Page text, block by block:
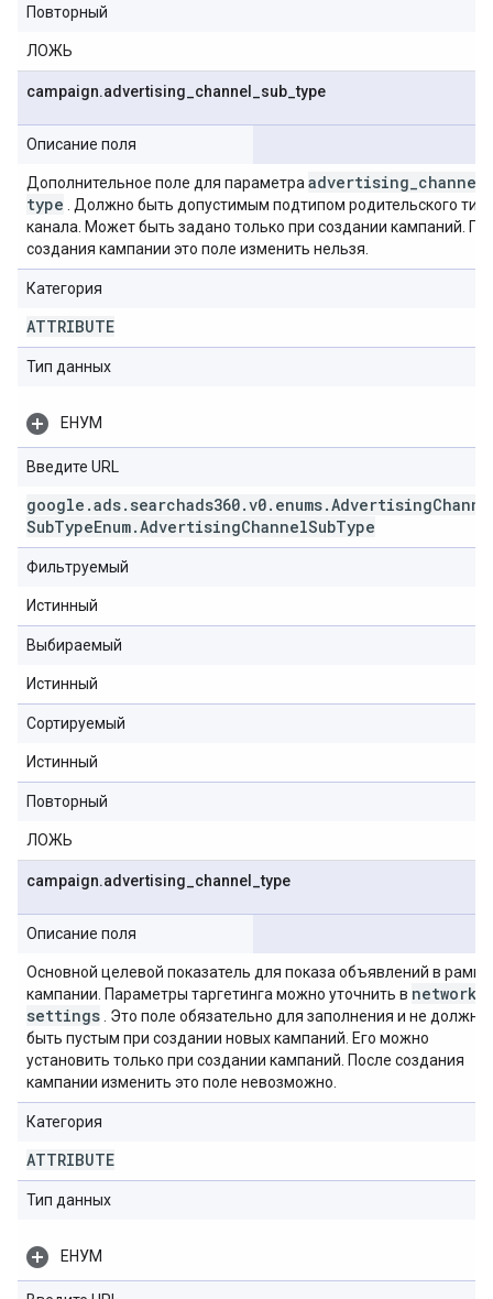
Повторный
ЛОЖЬ
campaign.advertising channel sub _type
Описание поля
Дополнительное поле для параметра advertising channel
type . Должно быть допустимым подтипом родительского
канала. Может быть задано только при создании кампаний.
создания кампании это поле изменить нельзя.
Категория
ATTRIBUTE
Тип данных
ЕНУМ
Введите URL
google .ads. searchads360.v0. enums.Advertising
SubTypeEnum.AdvertisingChannelSubType
Фильтруемый
Истинный
Выбираемый
Истинный
Сортируемый
Истинный
Повторный
ЛОЖЬ
campaign.advertising channel _type
Описание поля
Основной целевой показатель для показа объявлений в
кампании. Параметры таргетинга можно уточнить в network
settings . Это поле обязательно для заполнения и не должно
быть пустым при создании новых кампаний. Его можно
установить только при создании кампаний. После создания
кампании изменить это поле невозможно.
Категория
ATTRIBUTE
Тип данных
ЕНУМ